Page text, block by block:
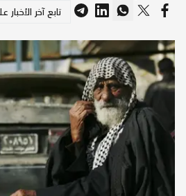
تابع آخر